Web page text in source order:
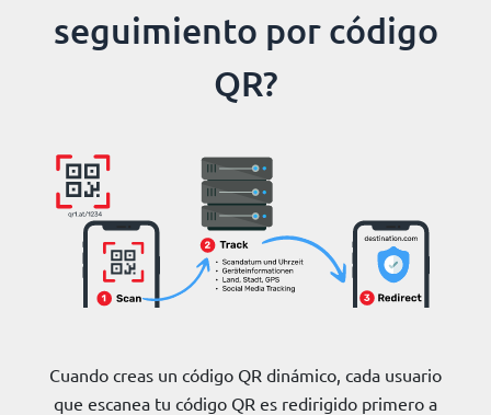
seguimiento por código
QR?
Cuando creas un código QR dinámico, cada usuario
que escanea tu código QR es redirigido primero a